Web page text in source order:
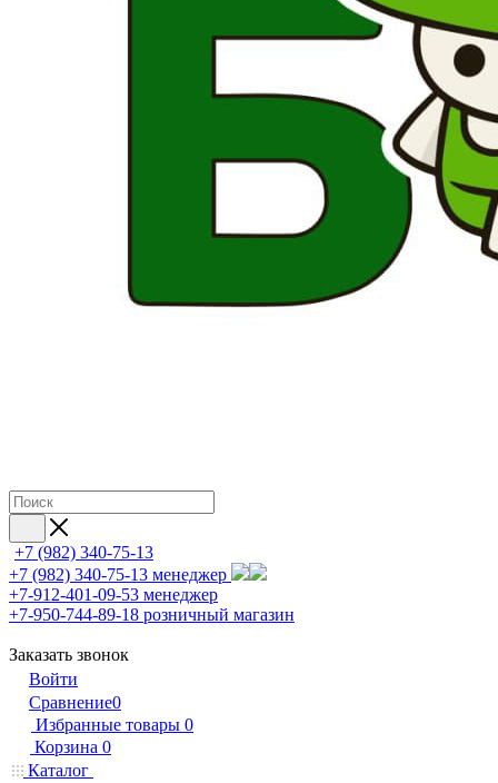
+7 (982) 340-75-13
+7 (982) 340-75-13 менеджер
+7-912-401-09-53 менеджер
+7-950-744-89-18 розничный магазин
Заказать звонок
Войти
Сравнение0
Избранные товары 0
Корзина 0
Каталог